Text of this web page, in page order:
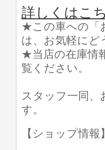
詳しくはこ
★この車への「
は、お気軽にど
★当店の在庫情
覧ください。
スタッフ一同
す。
【ショップ情